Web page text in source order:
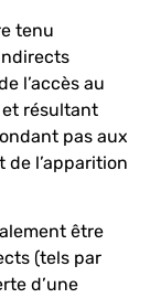
tenu
l’accès au
et résultant
pas aux
l’apparition
être
(tels par
d’une